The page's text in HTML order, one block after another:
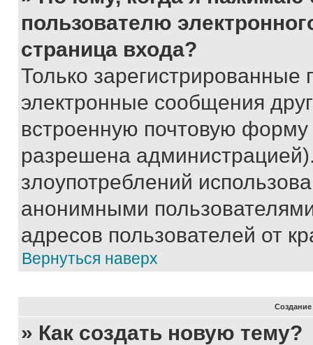
пользователю
страница входа?
Только зарегистрированные
электронные сообщения
встроенную почтовую
разрешена
злоупотреблений
анонимными
адресов пользователей от
Вернуться наверх
» Как создать новую тему?